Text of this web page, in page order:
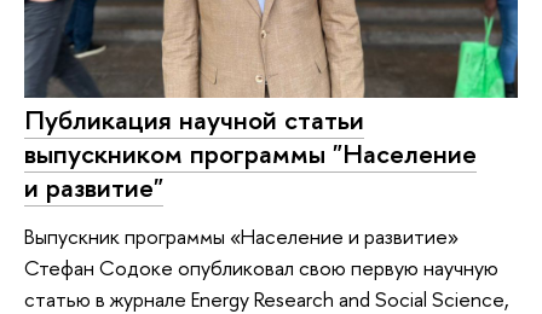
Публикация научной статьи
выпускником программы "Население
и развитие"
Выпускник программы «Население и развитие»
Стефан Содоке опубликовал свою первую научную
статью в журнале Energy Research and Social Science,